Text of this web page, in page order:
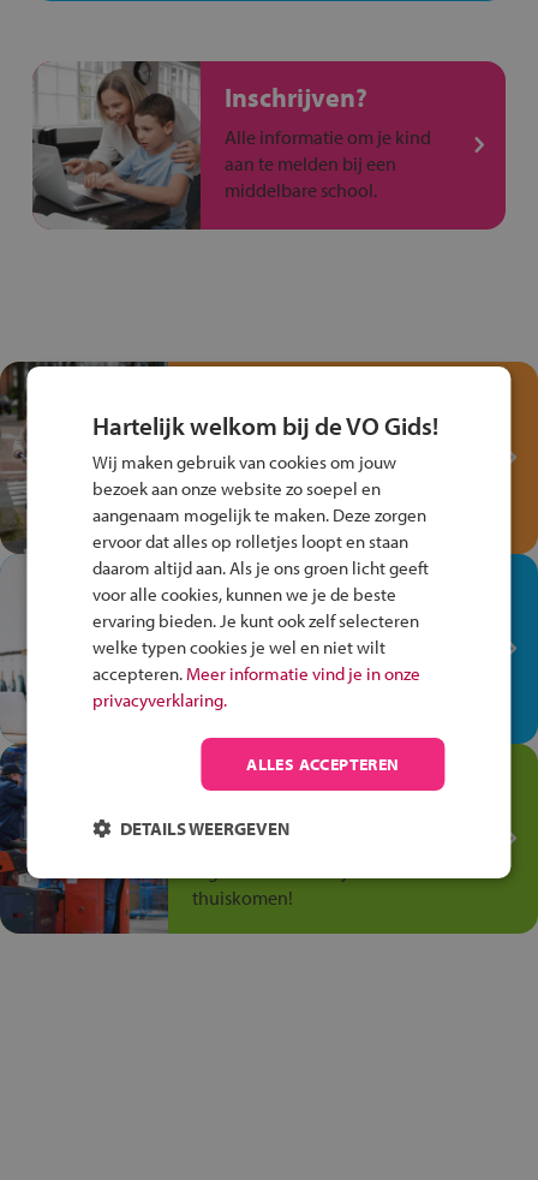
Inschrijven?
Alle informatie om je kind
aan te melden bij een
middelbare school.
Fiets Veilig
Verkeersspel!
Speel het Fiets Veilig Verkeersspel
en win een Cortina-fiets!
In de winkel ben je op je
plek!
Ontdek via het vmbo jouw talent
op de winkelvloer, waar elke dag
anders is!
Jouw talent in de
thuiskomen!
Hartelijk welkom bij de VO Gids!
Wij maken gebruik van cookies om jouw
bezoek aan onze website zo soepel en
aangenaam mogelijk te maken. Deze zorgen
ervoor dat alles op rolletjes loopt en staan
daarom altijd aan. Als je ons groen licht geeft
voor alle cookies, kunnen we je de beste
ervaring bieden. Je kunt ook zelf selecteren
welke typen cookies je wel en niet wilt
accepteren. Meer informatie vind je in onze
privacyverklaring.
ALLES ACCEPTEREN
DETAILS WEERGEVEN